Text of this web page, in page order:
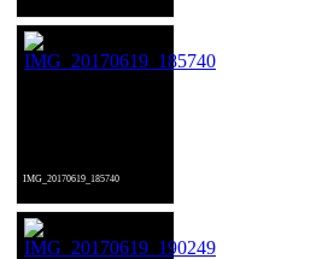
IMG_20170619_185740